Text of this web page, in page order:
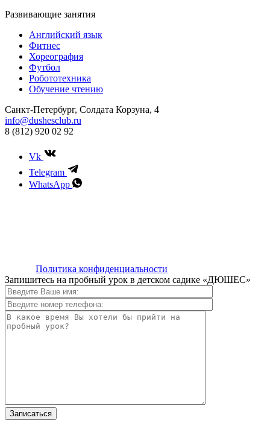
Развивающие занятия
Английский язык
Фитнес
Хореография
Футбол
Робототехника
Обучение чтению
Санкт-Петербург, Солдата Корзуна, 4
info@dushesclub.ru
8 (812) 920 02 92
Vk
Telegram
WhatsApp
Политика конфиденциальности
Запишитесь на пробный урок в детском садике «ДЮШЕС»